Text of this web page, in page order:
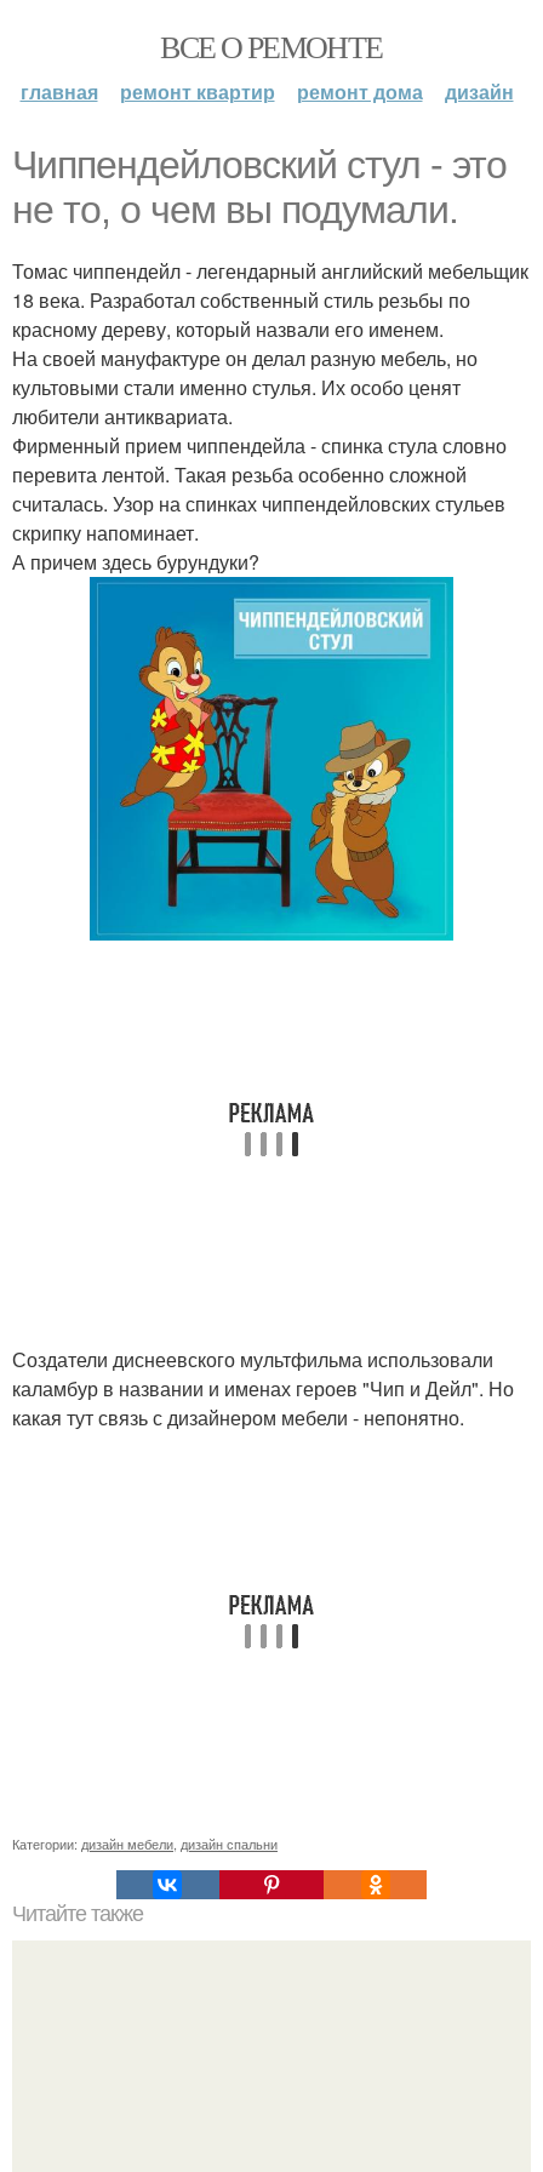
ВСЕ О РЕМОНТЕ
главная ремонт квартир ремонт дома дизайн
Чиппендейловский стул - это
не то, о чем вы подумали.
Томас чиппендейл - легендарный английский мебельщик
18 века. Разработал собственный стиль резьбы по
красному дереву, который назвали его именем.
На своей мануфактуре он делал разную мебель, но
культовыми стали именно стулья. Их особо ценят
любители антиквариата.
Фирменный прием чиппендейла - спинка стула словно
перевита лентой. Такая резьба особенно сложной
считалась. Узор на спинках чиппендейловских стульев
скрипку напоминает.
А причем здесь бурундуки?
Создатели диснеевского мультфильма использовали
каламбур в названии и именах героев "Чип и Дейл". Но
какая тут связь с дизайнером мебели - непонятно.
Категории: дизайн мебели дизайн спальни
Читайте также